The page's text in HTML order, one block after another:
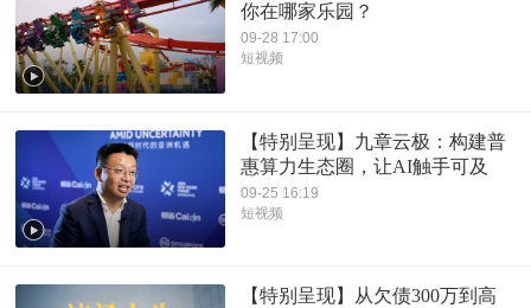
你在哪家乐园？
09-28 17:00
短视频
【特别呈现】九章云极：构建普
惠算力生态圈，让AI触手可及
09-25 16:19
短视频
【特别呈现】从欠债300万到高